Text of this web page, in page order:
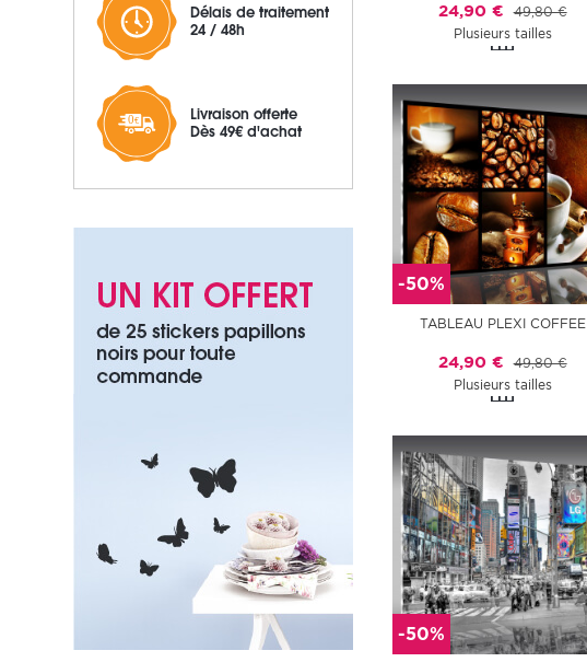
Délais de traitement
24 / 48h
Livraison offerte
Dès 49€ d'achat
24,90 €
49,80 €
Plusieurs tailles
-50%
TABLEAU PLEXI COFFEE
24,90 €
49,80 €
Plusieurs tailles
-50%